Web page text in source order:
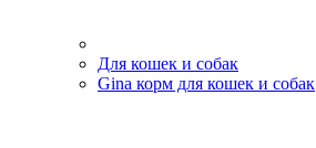
Для кошек и собак
Gina корм для кошек и собак